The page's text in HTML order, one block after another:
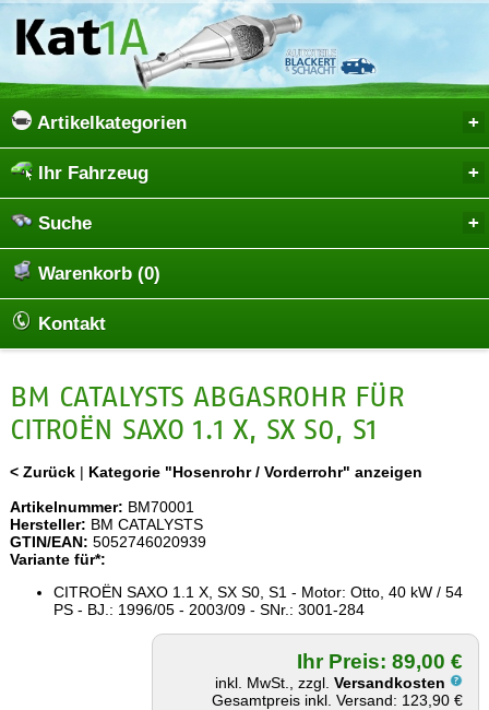
Artikelkategorien
Ihr Fahrzeug
Suche
Warenkorb (0)
Kontakt
BM CATALYSTS ABGASROHR FÜR
CITROËN SAXO 1.1 X, SX S0, S1
< Zurück| Kategorie "Hosenrohr / Vorderrohr" anzeigen
Artikelnummer: BM70001
Hersteller: BM CATALYSTS
GTIN/EAN: 5052746020939
Variante für*:
CITROËN SAXO 1.1 X, SX S0, S1 - Motor: Otto, 40 kW / 54
PS - BJ.: 1996/05 - 2003/09 - SNr.: 3001-284
Ihr Preis: 89,00 €
inkl. MwSt., zzgl.Versandkosten
Gesamtpreis inkl. Versand: 123,90 €